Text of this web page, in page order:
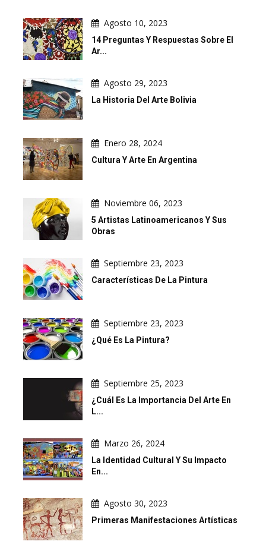
Agosto 10, 2023
14 Preguntas Y Respuestas Sobre El
Ar...
Agosto 29, 2023
La Historia Del Arte Bolivia
Enero 28, 2024
Cultura Y Arte En Argentina
Noviembre 06, 2023
5 Artistas Latinoamericanos Y Sus
Obras
Septiembre 23, 2023
Características De La Pintura
Septiembre 23, 2023
¿Qué Es La Pintura?
Septiembre 25, 2023
¿Cuál Es La Importancia Del Arte En
L...
Marzo 26, 2024
La Identidad Cultural Y Su Impacto
En...
Agosto 30, 2023
Primeras Manifestaciones Artísticas